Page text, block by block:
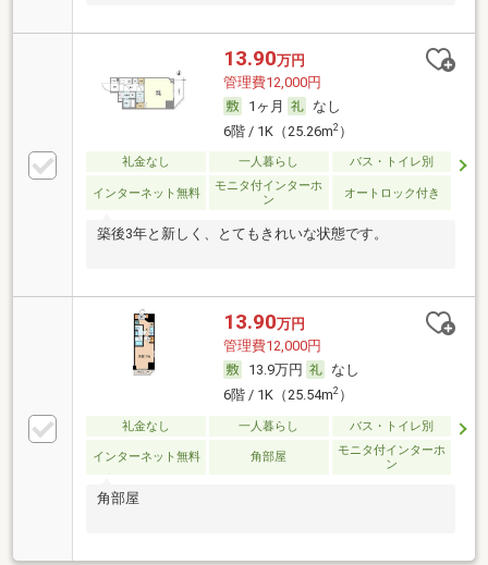
13.90万円
管理費12,000円
1ヶ月
なし
6階 / 1K（25.26m2）
礼金なし 一人暮らし バス・トイレ別
インターネット無料
モニタ付インターホ
ン
オートロック付き
築後3年と新しく、とてもきれいな状態です。
13.90万円
管理費12,000円
13.9万円
なし
6階 / 1K（25.54m2）
礼金なし 一人暮らし バス・トイレ別
インターネット無料 角部屋
モニタ付インターホ
ン
角部屋